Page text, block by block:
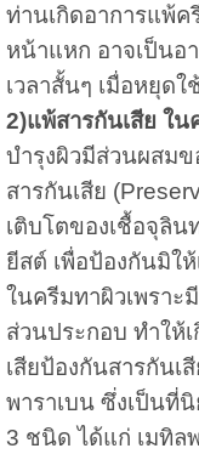
ท่านเกิดอาการแพ้
หน้าแหก อาจเป็นอ
เวลาสั้นๆ เมื่อหยุด
2)แพ้สารกันเสีย ใน
บำรุงผิวมีส่วนผสมข
สารกันเสีย
เติบโตของเชื้อจุลิน
ยีสต์ เพื่อป้องกันมิให้
ในครีมทาผิวเพราะ
ส่วนประกอบ ทำให้
เสียป้องกันสารกันเ
พาราเบน ซึ่งเป็นที่
3 ชนิด ได้แก่ เมทิล